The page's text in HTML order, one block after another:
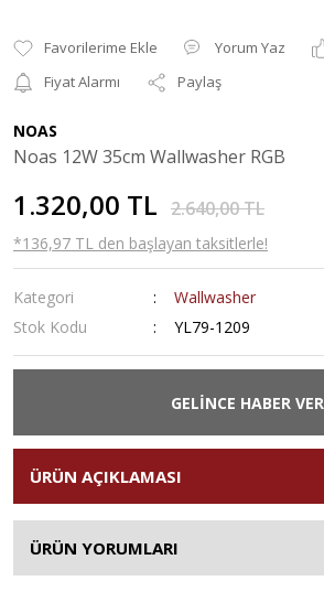
Yorum Yaz
Fiyat Alarmı
Paylaş
NOAS
Noas 12W 35cm Wallwasher RGB
1.320,00 TL 2.640,00 TL
*136,97 TL den başlayan taksitlerle!
Kategori
Wallwasher
Stok Kodu
YL79-1209
GELİNCE HABER VER
ÜRÜN AÇIKLAMASI
ÜRÜN YORUMLARI